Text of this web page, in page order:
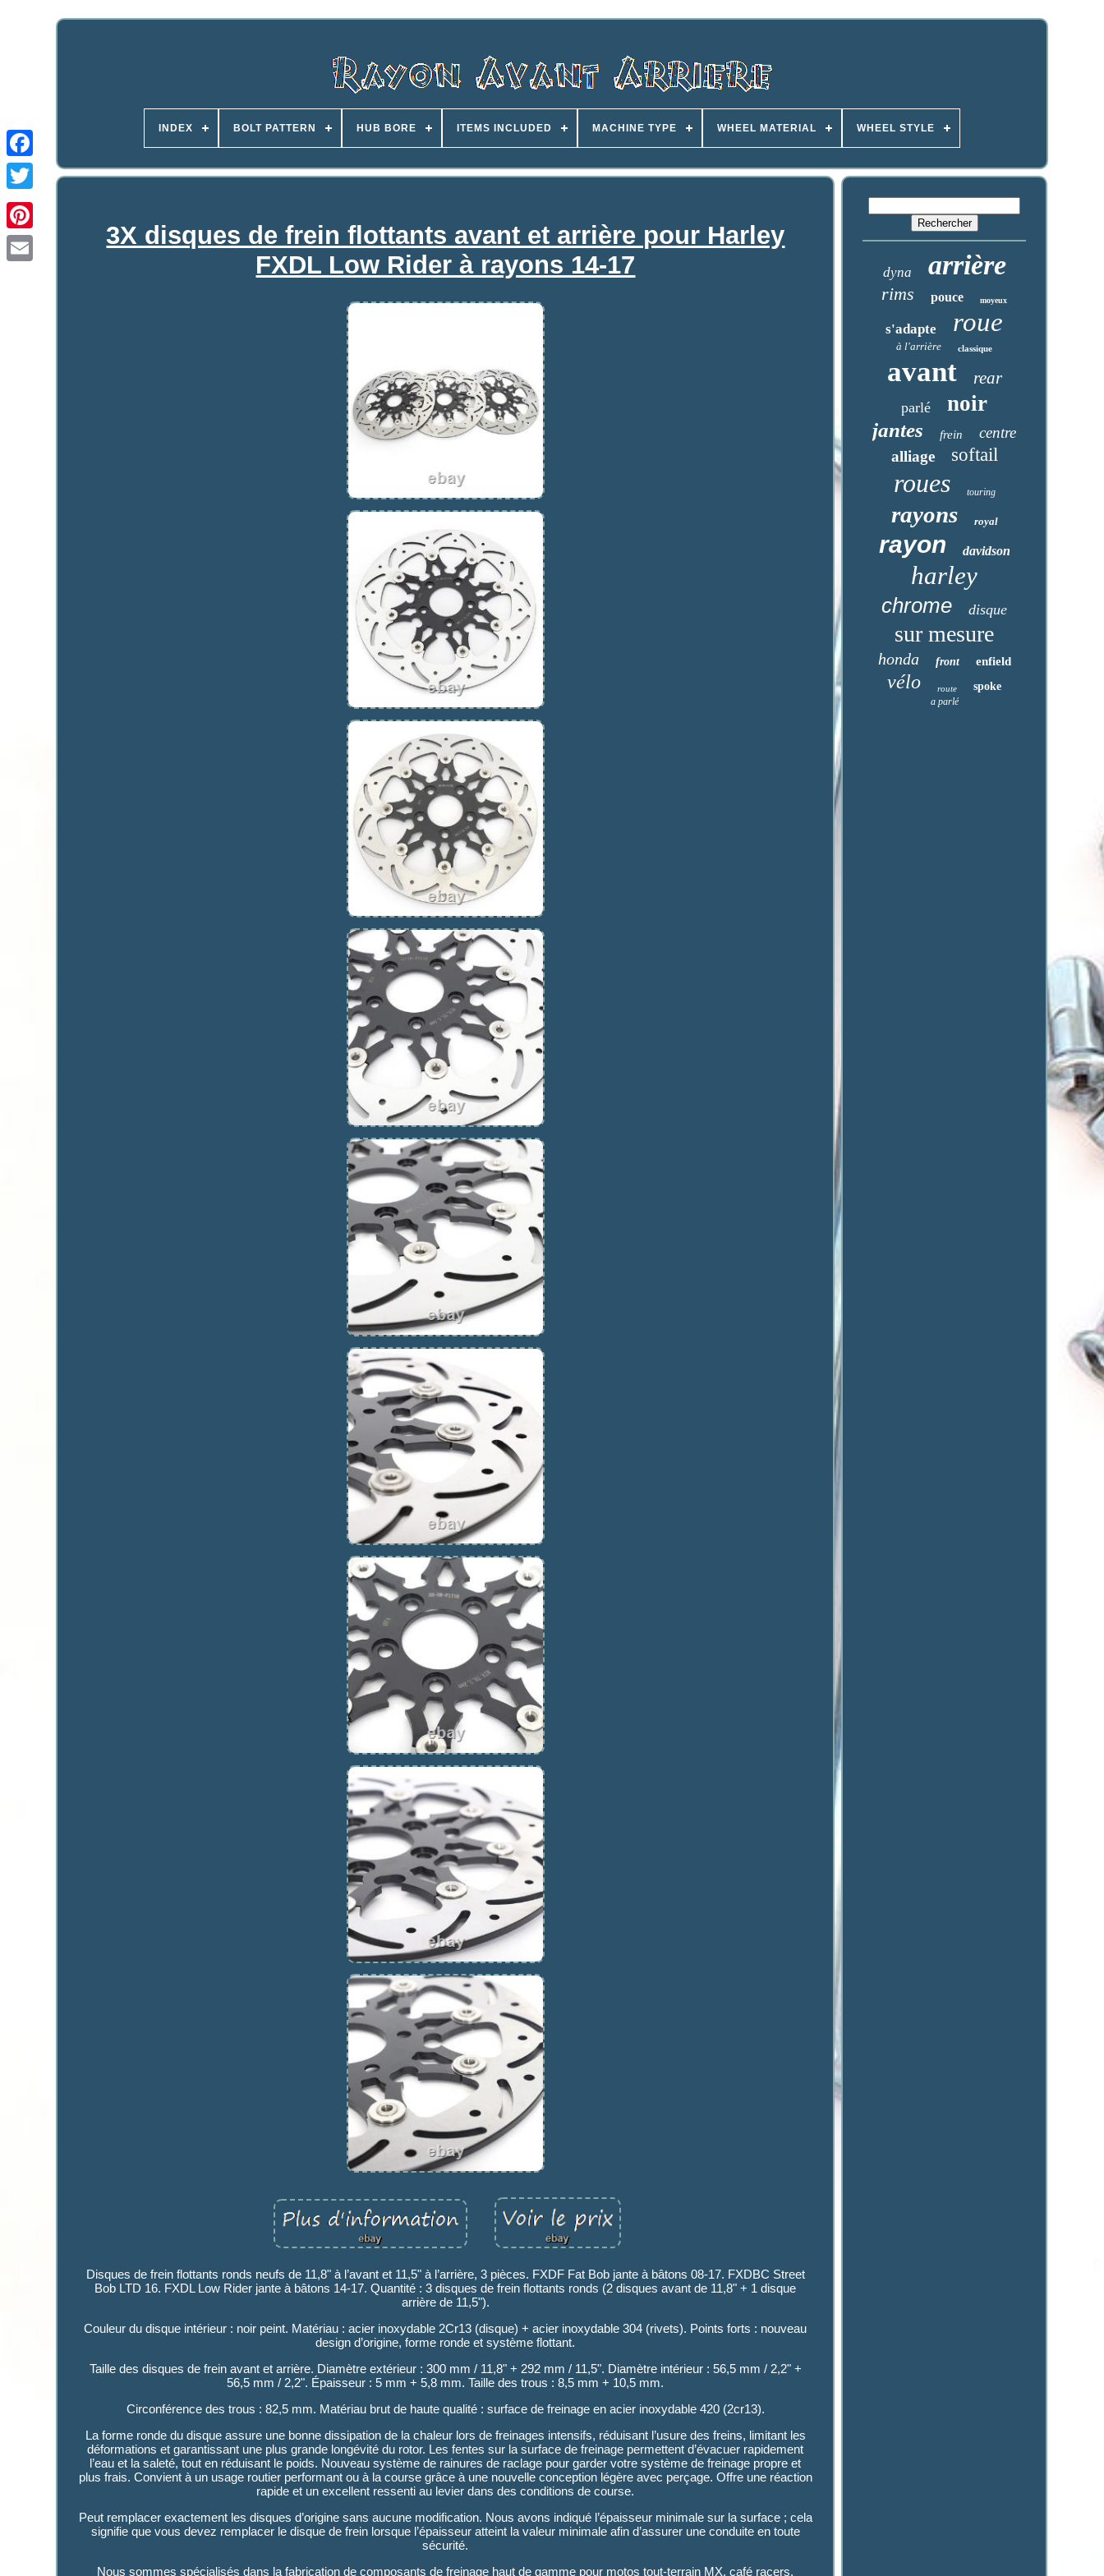
INDEX BOLT PATTERN HUB BORE ITEMS INCLUDED MACHINE TYPE WHEEL MATERIAL WHEEL STYLE
3X disques de frein flottants avant et arrière pour Harley
FXDL Low Rider à rayons 14-17
Disques de frein flottants ronds neufs de 11,8" à l’avant et 11,5" à l’arrière, 3 pièces. FXDF Fat Bob jante à bâtons 08-17. FXDBC Street
Bob LTD 16. FXDL Low Rider jante à bâtons 14-17. Quantité : 3 disques de frein flottants ronds (2 disques avant de 11,8" + 1 disque
arrière de 11,5").
Couleur du disque intérieur : noir peint. Matériau : acier inoxydable 2Cr13 (disque) + acier inoxydable 304 (rivets). Points forts : nouveau
design d’origine, forme ronde et système flottant.
Taille des disques de frein avant et arrière. Diamètre extérieur : 300 mm / 11,8" + 292 mm / 11,5". Diamètre intérieur : 56,5 mm / 2,2" +
56,5 mm / 2,2". Épaisseur : 5 mm + 5,8 mm. Taille des trous : 8,5 mm + 10,5 mm.
Circonférence des trous : 82,5 mm. Matériau brut de haute qualité : surface de freinage en acier inoxydable 420 (2cr13).
La forme ronde du disque assure une bonne dissipation de la chaleur lors de freinages intensifs, réduisant l’usure des freins, limitant les
déformations et garantissant une plus grande longévité du rotor. Les fentes sur la surface de freinage permettent d’évacuer rapidement
l’eau et la saleté, tout en réduisant le poids. Nouveau système de rainures de raclage pour garder votre système de freinage propre et
plus frais. Convient à un usage routier performant ou à la course grâce à une nouvelle conception légère avec perçage. Offre une réaction
rapide et un excellent ressenti au levier dans des conditions de course.
Peut remplacer exactement les disques d’origine sans aucune modification. Nous avons indiqué l’épaisseur minimale sur la surface ; cela
signifie que vous devez remplacer le disque de frein lorsque l’épaisseur atteint la valeur minimale afin d’assurer une conduite en toute
sécurité.
Nous sommes spécialisés dans la fabrication de composants de freinage haut de gamme pour motos tout-terrain MX, café racers,
dyna arrière
rims pouce moyeux
s'adapte roue
à l'arrière classique
avant rear
parlé noir
jantes frein
centre
alliage
softail
roues touring
rayons royal
rayon davidson
harley
chrome disque
sur mesure
honda front enfield
vélo route spoke
a parlé